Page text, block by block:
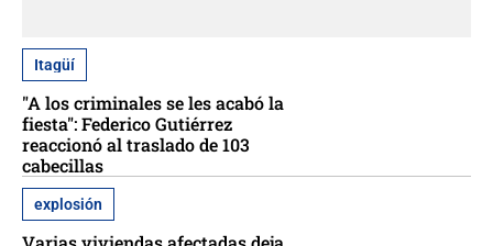
Itagüí
"A los criminales se les acabó la
fiesta": Federico Gutiérrez
reaccionó al traslado de 103
cabecillas
explosión